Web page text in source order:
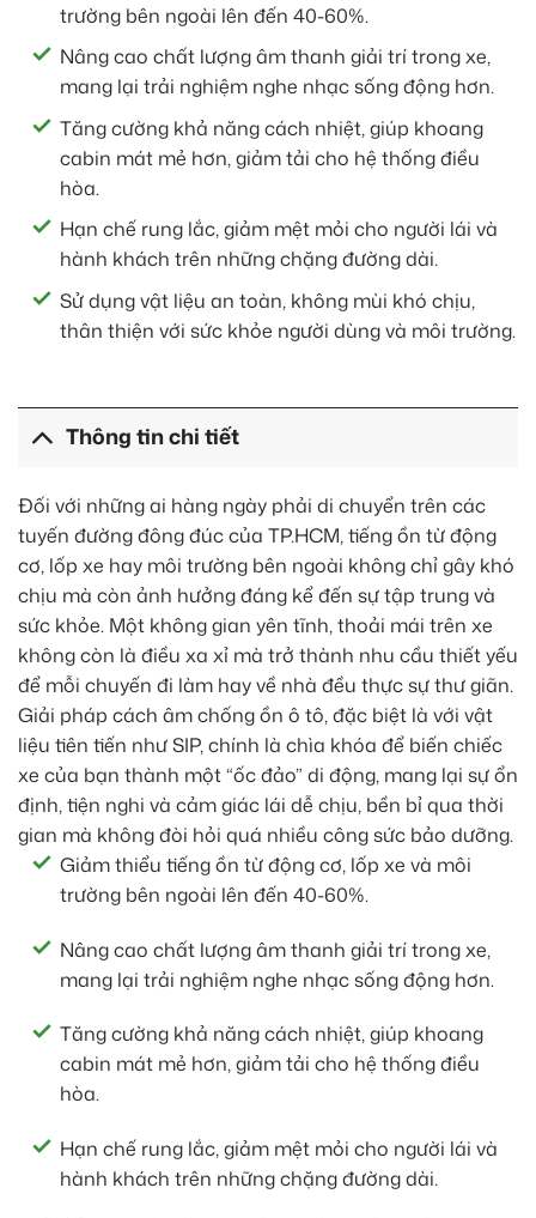
trường bên ngoài lên đến 40-60%.
Nâng cao chất lượng âm thanh giải trí trong xe,
mang lại trải nghiệm nghe nhạc sống động hơn.
Tăng cường khả năng cách nhiệt, giúp khoang
cabin mát mẻ hơn, giảm tải cho hệ thống điều
hòa.
Hạn chế rung lắc, giảm mệt mỏi cho người lái và
hành khách trên những chặng đường dài.
Sử dụng vật liệu an toàn, không mùi khó chịu,
thân thiện với sức khỏe người dùng và môi trường.
Thông tin chi tiết
Đối với những ai hàng ngày phải di chuyển trên các
tuyến đường đông đúc của TP.HCM, tiếng ồn từ động
cơ, lốp xe hay môi trường bên ngoài không chỉ gây khó
chịu mà còn ảnh hưởng đáng kể đến sự tập trung và
sức khỏe. Một không gian yên tĩnh, thoải mái trên xe
không còn là điều xa xỉ mà trở thành nhu cầu thiết yếu
để mỗi chuyến đi làm hay về nhà đều thực sự thư giãn.
Giải pháp cách âm chống ồn ô tô, đặc biệt là với vật
liệu tiên tiến như SIP, chính là chìa khóa để biến chiếc
xe của bạn thành một “ốc đảo” di động, mang lại sự ổn
định, tiện nghi và cảm giác lái dễ chịu, bền bỉ qua thời
gian mà không đòi hỏi quá nhiều công sức bảo dưỡng.
Giảm thiểu tiếng ồn từ động cơ, lốp xe và môi
trường bên ngoài lên đến 40-60%.
Nâng cao chất lượng âm thanh giải trí trong xe,
mang lại trải nghiệm nghe nhạc sống động hơn.
Tăng cường khả năng cách nhiệt, giúp khoang
cabin mát mẻ hơn, giảm tải cho hệ thống điều
hòa.
Hạn chế rung lắc, giảm mệt mỏi cho người lái và
hành khách trên những chặng đường dài.